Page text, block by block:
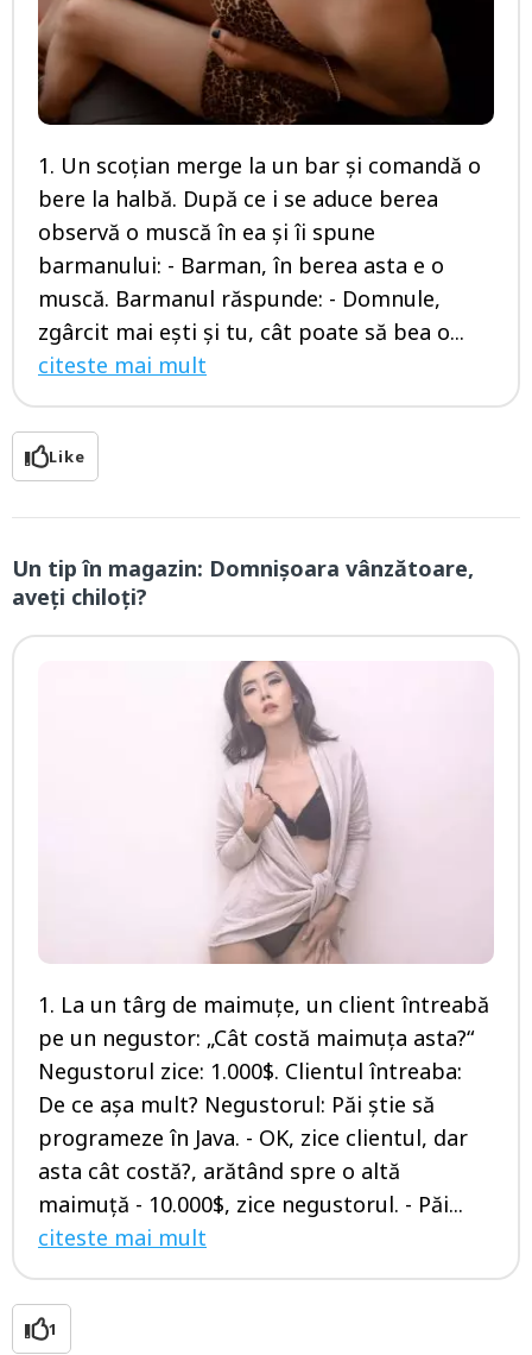
1. Un scoţian merge la un bar şi comandă o
bere la halbă. După ce i se aduce berea
observă o muscă în ea şi îi spune
barmanului: - Barman, în berea asta e o
muscă. Barmanul răspunde: - Domnule,
zgârcit mai eşti şi tu, cât poate să bea o...
citeste mai mult
Like
Un tip în magazin: Domnişoara vânzătoare,
aveţi chiloţi?
1. La un târg de maimuţe, un client întreabă
pe un negustor: „Cât costă maimuţa asta?“
Negustorul zice: 1.000$. Clientul întreaba:
De ce aşa mult? Negustorul: Păi ştie să
programeze în Java. - OK, zice clientul, dar
asta cât costă?, arătând spre o altă
maimuţă - 10.000$, zice negustorul. - Păi...
citeste mai mult
1